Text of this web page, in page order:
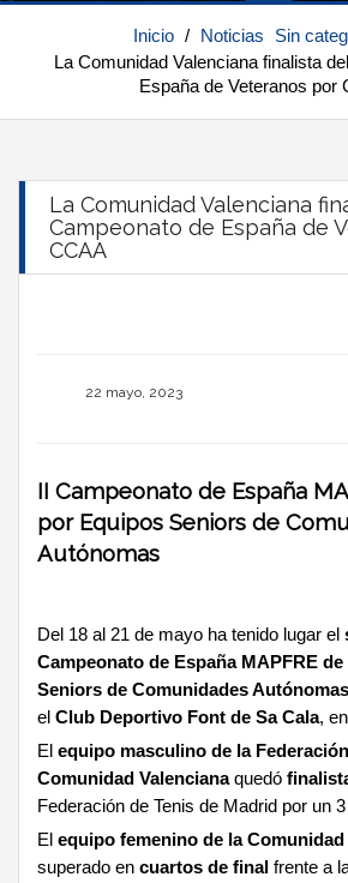
Inicio / Noticias Sin
La Comunidad Valenciana finalista
España de Veteranos por
La Comunidad Valenciana
Campeonato de España de
CCAA
22 mayo, 2023
II Campeonato de España
por Equipos Seniors de
Autónomas
Del 18 al 21 de mayo ha tenido lugar el
Campeonato de España MAPFRE
Seniors de Comunidades Autónomas
el Club Deportivo Font de Sa Cala,
El equipo masculino de la
Comunidad Valencianaquedó
Federación de Tenis de Madrid por un
El equipo femenino de la Comunidad
superado en cuartos de final frente a